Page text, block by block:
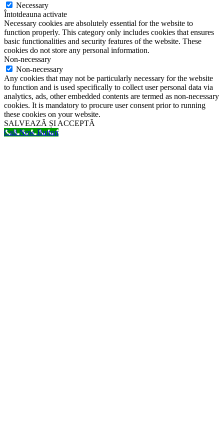
Necessary
Întotdeauna activate
Necessary cookies are absolutely essential for the website to
function properly. This category only includes cookies that ensures
basic functionalities and security features of the website. These
cookies do not store any personal information.
Non-necessary
Non-necessary
Any cookies that may not be particularly necessary for the website
to function and is used specifically to collect user personal data via
analytics, ads, other embedded contents are termed as non-necessary
cookies. It is mandatory to procure user consent prior to running
these cookies on your website.
SALVEAZĂ ȘI ACCEPTĂ
Call Now Button